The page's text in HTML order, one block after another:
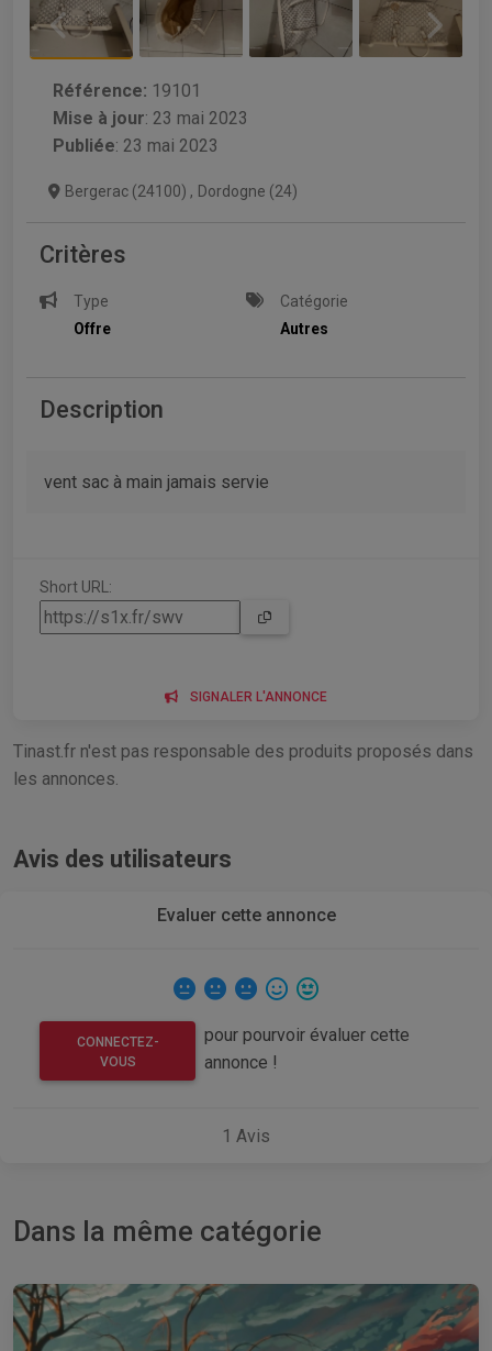
Référence: 19101
Mise à jour: 23 mai 2023
Publiée: 23 mai 2023
Bergerac (24100) , Dordogne (24)
Critères
Type
Offre
Catégorie
Autres
Description
vent sac à main jamais servie
Short URL:
SIGNALER L'ANNONCE
Tinast.fr n'est pas responsable des produits proposés dans
les annonces.
Avis des utilisateurs
Evaluer cette annonce
CONNECTEZ-
VOUS
pour pourvoir évaluer cette
annonce !
1 Avis
Dans la même catégorie